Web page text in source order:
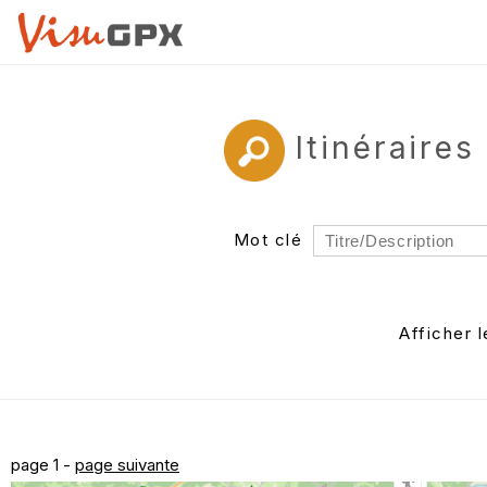
Itinéraires
Mot clé
Auteur
Afficher
page 1 - page suivante